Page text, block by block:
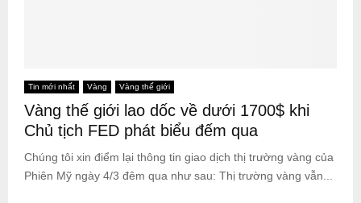
Tin mới nhất Vàng Vàng thế giới
Vàng thế giới lao dốc về dưới 1700$ khi
Chủ tịch FED phát biểu đếm qua
Chúng tôi xin điểm lại thông tin giao dịch thị trường vàng của
Phiên Mỹ ngày 4/3 đêm qua như sau: Thị trường vàng vẫn...